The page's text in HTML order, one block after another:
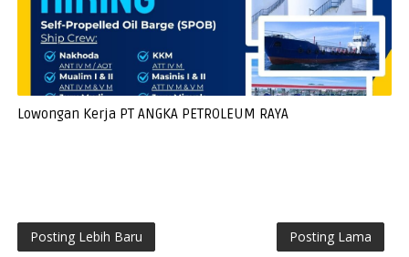
Lowongan Kerja PT ANGKA PETROLEUM RAYA
Posting Lebih Baru Posting Lama